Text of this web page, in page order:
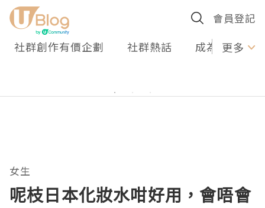
會員登記
社群創作有價企劃 社群熱話 成為U更多
女生
呢枝日本化妝水咁好用，會唔會